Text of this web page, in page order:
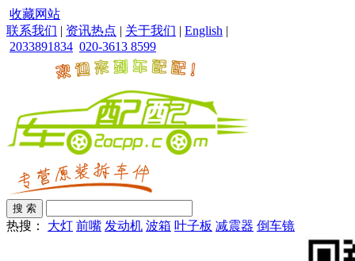
收藏网站
联系我们 | 资讯热点 | 关于我们 | English |
2033891834 020-3613 8599
热搜： 大灯 前嘴 发动机 波箱 叶子板 减震器 倒车镜